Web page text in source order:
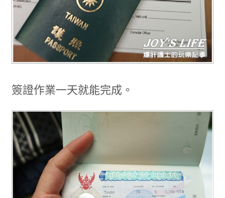
簽證作業一天就能完成。